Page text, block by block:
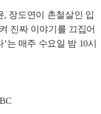
장도연이 촌철살인 입
진짜 이야기를 끄집어
는 매주 수요일 밤 10시